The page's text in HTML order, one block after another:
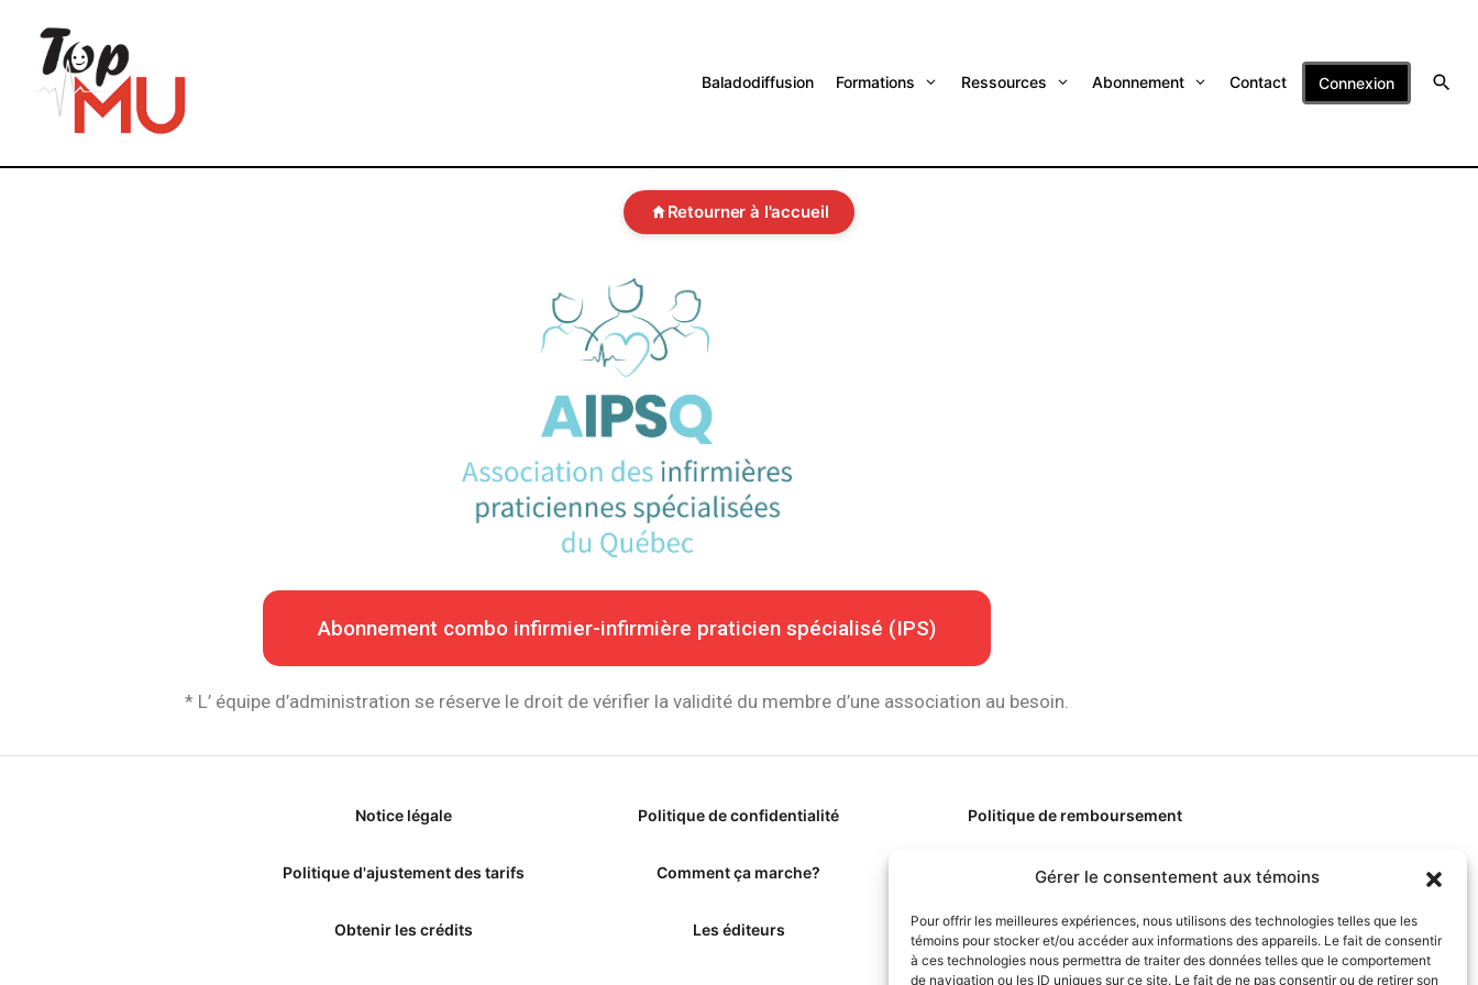
Gérer le consentement aux témoins
Pour offrir les meilleures expériences, nous utilisons des technologies telles que les
témoins pour stocker et/ou accéder aux informations des appareils. Le fait de consentir
à ces technologies nous permettra de traiter des données telles que le comportement
de navigation ou les ID uniques sur ce site. Le fait de ne pas consentir ou de retirer son
Baladodiffusion Formations Ressources Abonnement Contact Connexion
Retourner à l'accueil
Abonnement combo infirmier-infirmière praticien spécialisé (IPS)
* L’ équipe d’administration se réserve le droit de vérifier la validité du membre d’une association au besoin.
Notice légale Politique de confidentialité Politique de remboursement
Politique d'ajustement des tarifs Comment ça marche? Qui sommes-nous?
Obtenir les crédits Les éditeurs Les experts et collaborateurs